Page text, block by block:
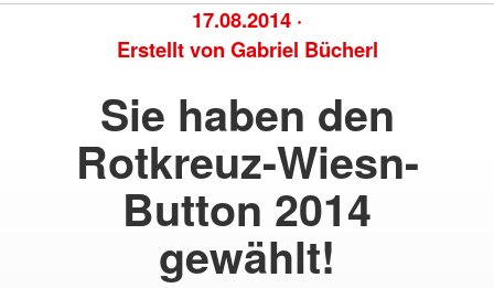
17.08.2014 ·
Erstellt von Gabriel Bücherl
Sie haben den
Rotkreuz-Wiesn-
Button 2014
gewählt!